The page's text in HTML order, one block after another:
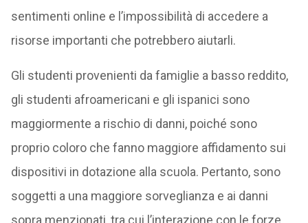
sentimenti online e l’impossibilità di accedere a
risorse importanti che potrebbero aiutarli.
Gli studenti provenienti da famiglie a basso reddito,
gli studenti afroamericani e gli ispanici sono
maggiormente a rischio di danni, poiché sono
proprio coloro che fanno maggiore affidamento sui
dispositivi in dotazione alla scuola. Pertanto, sono
soggetti a una maggiore sorveglianza e ai danni
sopra menzionati, tra cui l’interazione con le forze